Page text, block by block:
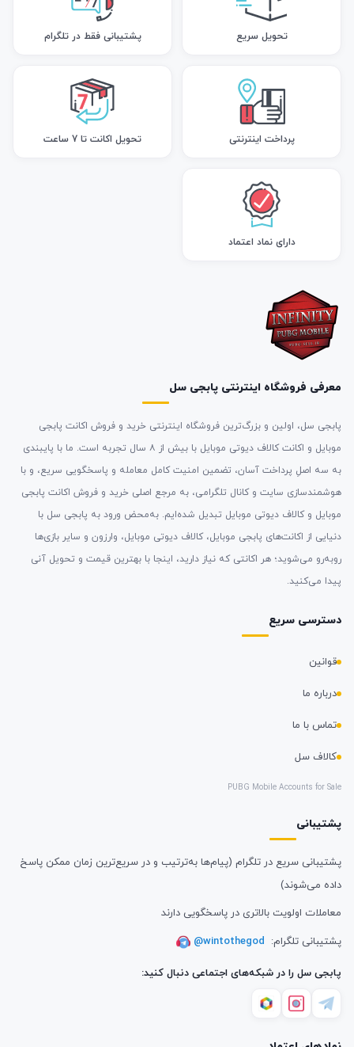
تحویل سریع پشتیبانی فقط در تلگرام
پرداخت اینترنتی تحویل اکانت تا 7 ساعت
دارای نماد اعتماد
معرفی فروشگاه اینترنتی پابجی سل
پابجی سل، اولین و بزرگ‌ترین فروشگاه اینترنتی خرید و فروش اکانت پابجی
موبایل و اکانت کالاف دیوتی موبایل با بیش از ۸ سال تجربه است. ما با پایبندی
به سه اصلِ پرداخت آسان، تضمین امنیت کامل معامله و پاسخگویی سریع، و با
هوشمندسازی سایت و کانال تلگرامی، به مرجع اصلی خرید و فروش اکانت پابجی
موبایل و کالاف دیوتی موبایل تبدیل شده‌ایم. به‌محض ورود به پابجی سل با
دنیایی از اکانت‌های پابجی موبایل، کالاف دیوتی موبایل، وارزون و سایر بازی‌ها
روبه‌رو می‌شوید؛ هر اکانتی که نیاز دارید، اینجا با بهترین قیمت و تحویل آنی
پیدا می‌کنید.
دسترسی سریع
قوانین
درباره ما
تماس با ما
کالاف سل
PUBG Mobile Accounts for Sale
پشتیبانی
پشتیبانی سریع در تلگرام (پیام‌ها به‌ترتیب و در سریع‌ترین زمان ممکن پاسخ
داده می‌شوند)
معاملات اولویت بالاتری در پاسخگویی دارند
پشتیبانی تلگرام: @wintothegod
پابجی سل را در شبکه‌های اجتماعی دنبال کنید: